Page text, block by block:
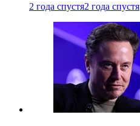
2 года спустя2 года спустя